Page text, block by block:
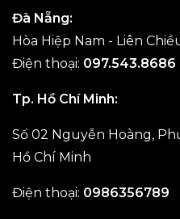
Đà Nẵng:
Hòa Hiệp Nam - Liên
Điện thoại: 097.543.8686
Tp. Hồ Chí Minh:
Số 02 Nguyễn Hoàng,
Hồ Chí Minh
Điện thoại: 0986356789